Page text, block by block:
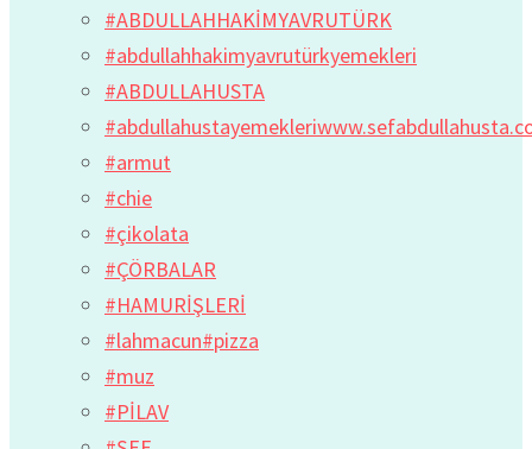
#ABDULLAHHAKİMYAVRUTÜRK
#abdullahhakimyavrutürkyemekleri
#ABDULLAHUSTA
#armut
#chie
#çikolata
#ÇÖRBALAR
#HAMURİŞLERİ
#lahmacun#pizza
#muz
#PİLAV